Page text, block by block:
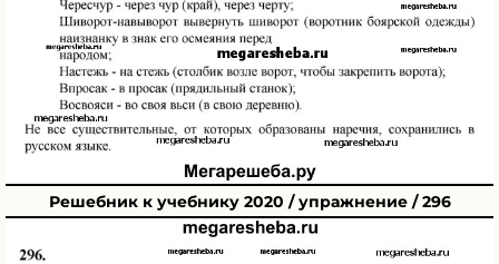
Решебник к учебнику 2020 / упражнение / 296